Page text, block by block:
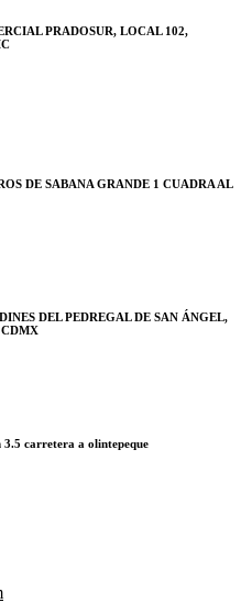
PRADOSUR, LOCAL 102,
DE SABANA GRANDE 1 CUADRA AL
DEL PEDREGAL DE SAN ÁNGEL,
3.5 carretera a olintepeque